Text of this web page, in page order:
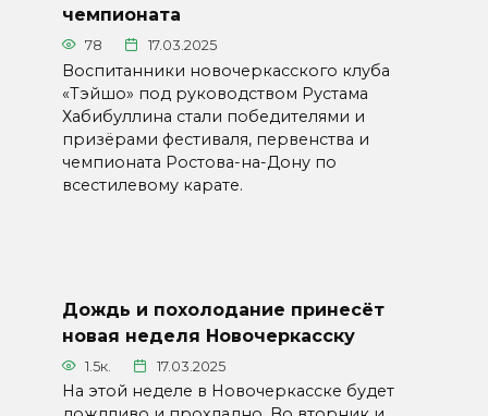
чемпионата
78 17.03.2025
Воспитанники новочеркасского клуба
«Тэйшо» под руководством Рустама
Хабибуллина стали победителями и
призёрами фестиваля, первенства и
чемпионата Ростова-на-Дону по
всестилевому карате.
Дождь и похолодание принесёт
новая неделя Новочеркасску
1.5к. 17.03.2025
На этой неделе в Новочеркасске будет